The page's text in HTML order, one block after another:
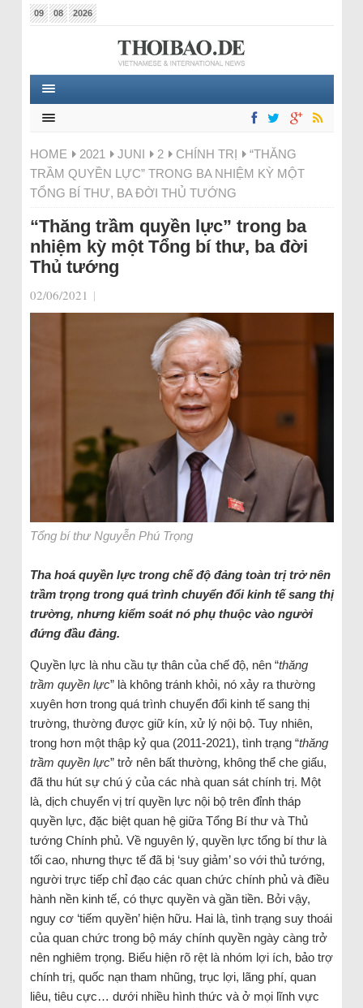
09 08 2026
HOME 2021 JUNI 2 CHÍNH TRỊ
“THĂNG
TRẦM QUYỀN LỰC” TRONG BA NHIỆM KỲ MỘT
TỔNG BÍ THƯ, BA ĐỜI THỦ TƯỚNG
“Thăng trầm quyền lực” trong ba
nhiệm kỳ một Tổng bí thư, ba đời
Thủ tướng
02/06/2021 |
Tổng bí thư Nguyễn Phú Trọng
Tha hoá quyền lực trong chế độ đảng toàn trị trở nên
trầm trọng trong quá trình chuyển đổi kinh tế sang thị
trường, nhưng kiểm soát nó phụ thuộc vào người
đứng đầu đảng.
Quyền lực là nhu cầu tự thân của chế độ, nên “thăng
trầm quyền lực” là không tránh khỏi, nó xảy ra thường
xuyên hơn trong quá trình chuyển đổi kinh tế sang thị
trường, thường được giữ kín, xử lý nội bộ. Tuy nhiên,
trong hơn một thập kỷ qua (2011-2021), tình trạng “thăng
trầm quyền lực” trở nên bất thường, không thể che giấu,
đã thu hút sự chú ý của các nhà quan sát chính trị. Một
là, dịch chuyển vị trí quyền lực nội bộ trên đỉnh tháp
quyền lực, đặc biệt quan hệ giữa Tổng Bí thư và Thủ
tướng Chính phủ. Về nguyên lý, quyền lực tổng bí thư là
tối cao, nhưng thực tế đã bị ‘suy giảm’ so với thủ tướng,
người trực tiếp chỉ đạo các quan chức chính phủ và điều
hành nền kinh tế, có thực quyền và gần tiền. Bởi vậy,
nguy cơ ‘tiếm quyền’ hiện hữu. Hai là, tình trạng suy thoái
của quan chức trong bộ máy chính quyền ngày càng trở
nên nghiêm trọng. Biểu hiện rõ rệt là nhóm lợi ích, bảo trợ
chính trị, quốc nạn tham nhũng, trục lợi, lãng phí, quan
liêu, tiêu cực… dưới nhiều hình thức và ở mọi lĩnh vực